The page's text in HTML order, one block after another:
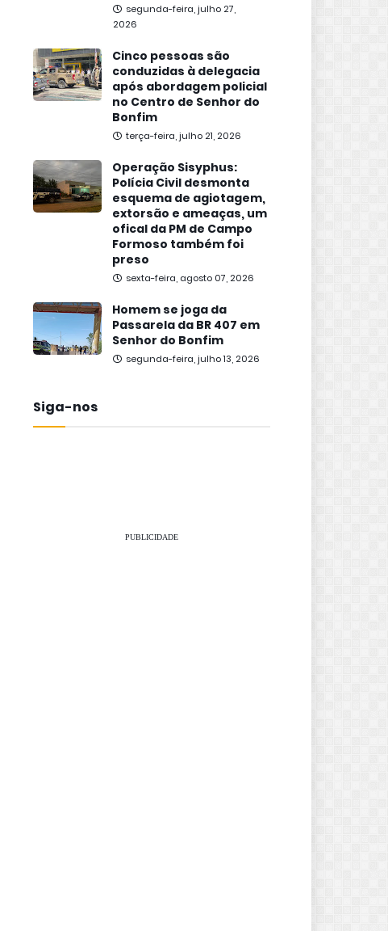
segunda-feira, julho 27,
2026
Cinco pessoas são
conduzidas à delegacia
após abordagem policial
no Centro de Senhor do
Bonfim
terça-feira, julho 21, 2026
Operação Sisyphus:
Polícia Civil desmonta
esquema de agiotagem,
extorsão e ameaças, um
ofical da PM de Campo
Formoso também foi
preso
sexta-feira, agosto 07, 2026
Homem se joga da
Passarela da BR 407 em
Senhor do Bonfim
segunda-feira, julho 13, 2026
Siga-nos
PUBLICIDADE